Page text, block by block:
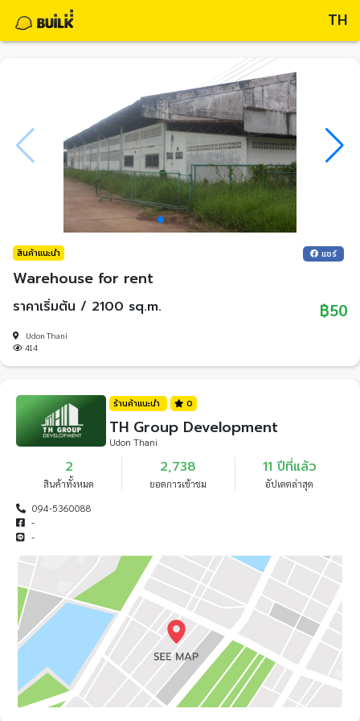
TH
สินค้าแนะนำ แชร์
Warehouse for rent
ราคาเริ่มต้น / 2100 sq.m. ฿50
Udon Thani
414
ร้านค้าแนะนำ 0
TH Group Development
Udon Thani
2
สินค้าทั้งหมด
2,738
ยอดการเข้าชม
11 ปีที่แล้ว
อัปเดตล่าสุด
094-5360088
-
-